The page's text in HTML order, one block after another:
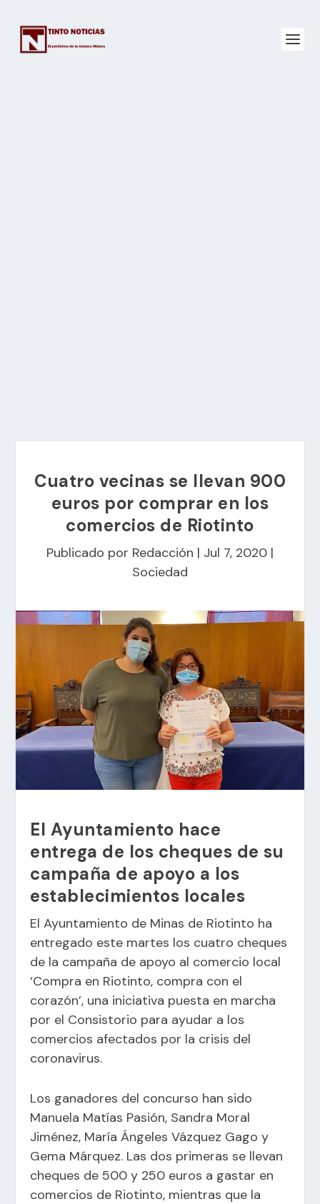
Cuatro vecinas se llevan 900
euros por comprar en los
comercios de Riotinto
Publicado por Redacción | Jul 7, 2020 |
Sociedad
El Ayuntamiento hace
entrega de los cheques de su
campaña de apoyo a los
establecimientos locales
El Ayuntamiento de Minas de Riotinto ha
entregado este martes los cuatro cheques
de la campaña de apoyo al comercio local
‘Compra en Riotinto, compra con el
corazón’, una iniciativa puesta en marcha
por el Consistorio para ayudar a los
comercios afectados por la crisis del
coronavirus.
Los ganadores del concurso han sido
Manuela Matías Pasión, Sandra Moral
Jiménez, María Ángeles Vázquez Gago y
Gema Márquez. Las dos primeras se llevan
cheques de 500 y 250 euros a gastar en
comercios de Riotinto, mientras que la